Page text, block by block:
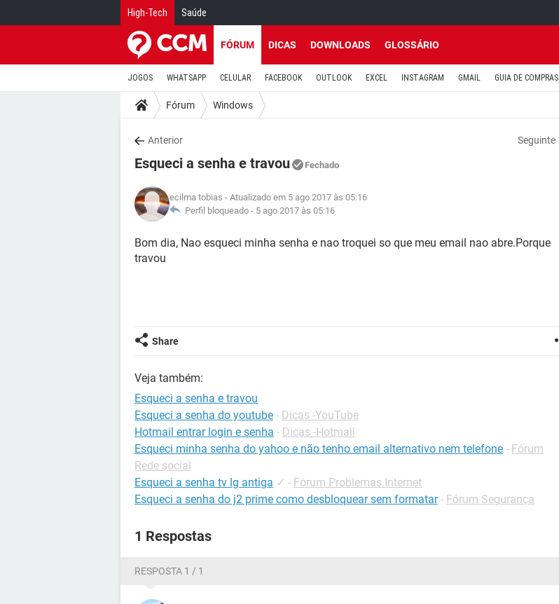
High-Tech Saúde
FÓRUM DICAS DOWNLOADS GLOSSÁRIO
JOGOS WHATSAPP CELULAR FACEBOOK OUTLOOK EXCEL INSTAGRAM GMAIL GUIA DE COMPRAS
Fórum Windows
Anterior Seguinte
Esqueci a senha e travou Fechado
ecilma tobias - Atualizado em 5 ago 2017 às 05:16
Perfil bloqueado - 5 ago 2017 às 05:16
Bom dia, Nao esqueci minha senha e nao troquei so que meu email nao abre.Porque
travou
Share
Veja também:
Esqueci a senha e travou
Esqueci a senha do youtube - Dicas -YouTube
Hotmail entrar login e senha - Dicas -Hotmail
Esqueci minha senha do yahoo e não tenho email alternativo nem telefone - Fórum
Rede social
Esqueci a senha tv lg antiga ✓ - Fórum Problemas Internet
Esqueci a senha do j2 prime como desbloquear sem formatar - Fórum Segurança
1 Respostas
RESPOSTA 1 / 1